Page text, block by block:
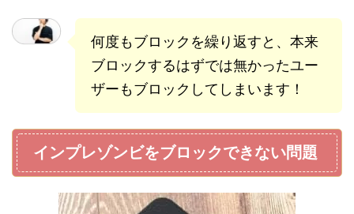
何度もブロックを繰り返すと、本来
ブロックするはずでは無かったユー
ザーもブロックしてしまいます！
インプレゾンビをブロックできない問題